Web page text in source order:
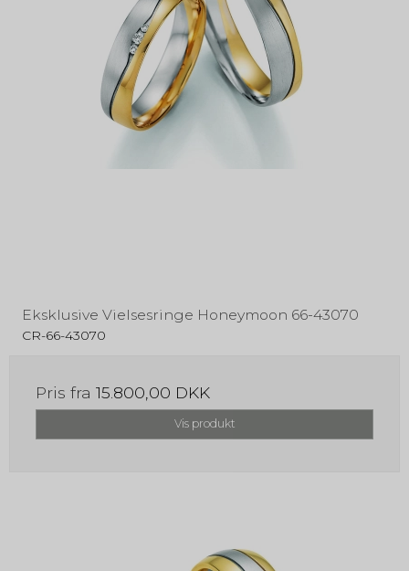
Eksklusive Vielsesringe Honeymoon 66-43070
CR-66-43070
Pris fra 15.800,00 DKK
Vis produkt